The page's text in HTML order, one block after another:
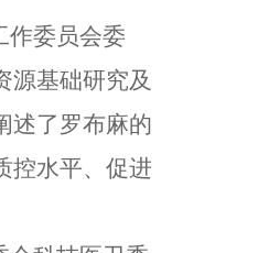
作委员会委
源基础研究及
述了罗布麻的
控水平、促进